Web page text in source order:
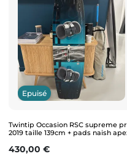
Epuisé
Twintip Occasion RSC supreme
2019 taille 139cm + pads naish
Prix
430,00 €